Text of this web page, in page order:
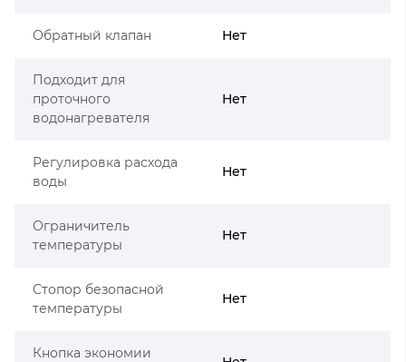
Обратный клапан Нет
Подходит для
проточного
водонагревателя
Нет
Регулировка расхода
воды
Нет
Ограничитель
температуры
Нет
Стопор безопасной
температуры
Нет
Кнопка экономии